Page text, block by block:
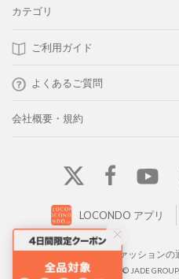
カテゴリ
ご利用ガイド
よくあるご質問
会社概要・規約
LOCONDO アプリ
靴とファッションの
Copyright © JADE